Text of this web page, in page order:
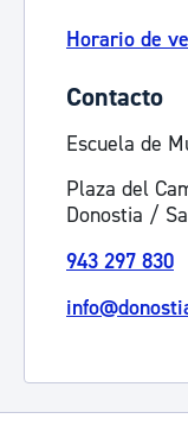
Horario de
Contacto
Escuela de
Plaza del
Donostia /
943 297 830